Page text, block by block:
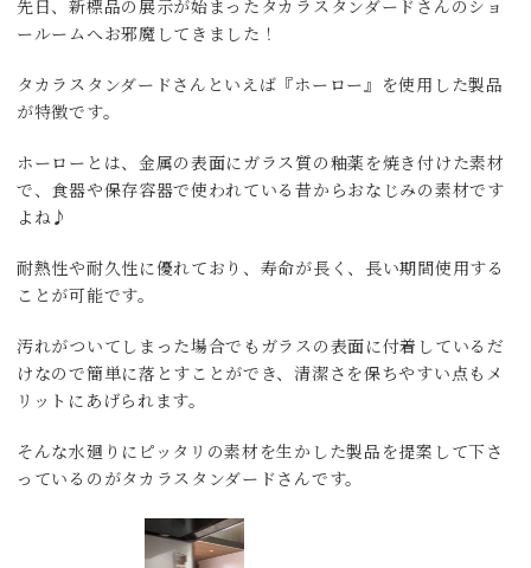
先日、新標品の展示が始まったタカラスタンダードさんのショ
ールームへお邪魔してきました！
タカラスタンダードさんといえば『ホーロー』を使用した製品
が特徴です。
ホーローとは、金属の表面にガラス質の釉薬を焼き付けた素材
で、食器や保存容器で使われている昔からおなじみの素材です
よね♪
耐熱性や耐久性に優れており、寿命が長く、長い期間使用する
ことが可能です。
汚れがついてしまった場合でもガラスの表面に付着しているだ
けなので簡単に落とすことができ、清潔さを保ちやすい点もメ
リットにあげられます。
そんな水廻りにピッタリの素材を生かした製品を提案して下さ
っているのがタカラスタンダードさんです。